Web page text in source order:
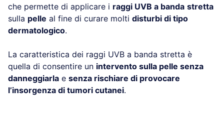
che permette di applicare i raggi UVB a banda stretta
sulla pelle al fine di curare molti disturbi di tipo
dermatologico.
La caratteristica dei raggi UVB a banda stretta è
quella di consentire un intervento sulla pelle senza
danneggiarla e senza rischiare di provocare
l’insorgenza di tumori cutanei.